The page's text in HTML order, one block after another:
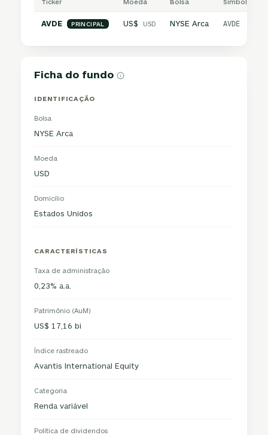
AVDE PRINCIPAL US$ USD NYSE Arca AVDE
Ficha do fundo
IDENTIFICAÇÃO
Bolsa
NYSE Arca
Moeda
USD
Domicílio
Estados Unidos
CARACTERÍSTICAS
Taxa de administração
0,23% a.a.
Patrimônio (AuM)
US$ 17,16 bi
Índice rastreado
Avantis International Equity
Categoria
Renda variável
Política de dividendos